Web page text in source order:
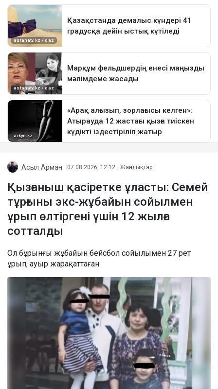
Асыл Арман 07.08.2026, 12:12 Жаңалықтар
Қызғаныш қасіретке ұласты: Семей
тұрғыны экс-жұбайын сойылмен
ұрып өлтіргені үшін 12 жылға
сотталды
Ол бұрынғы жұбайын бейсбол сойылымен 27 рет
ұрып, ауыр жарақаттаған